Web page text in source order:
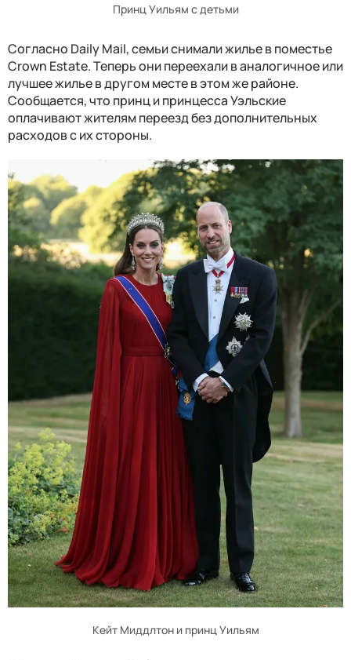
Принц Уильям с детьми
Согласно Daily Mail, семьи снимали жилье в поместье
Crown Estate. Теперь они переехали в аналогичное или
лучшее жилье в другом месте в этом же районе.
Сообщается, что принц и принцесса Уэльские
оплачивают жителям переезд без дополнительных
расходов с их стороны.
Кейт Миддлтон и принц Уильям